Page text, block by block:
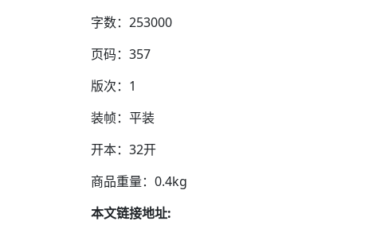
字数：253000
页码：357
版次：1
装帧：平装
开本：32开
商品重量：0.4kg
本文链接地址: